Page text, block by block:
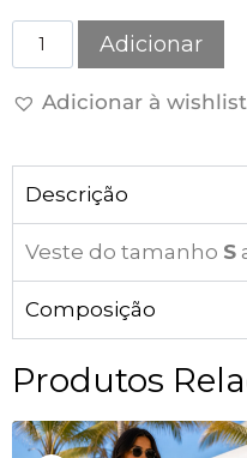
Adicionar
Adicionar à wishlist
Descrição
Veste do tamanho S
Composição
Produtos